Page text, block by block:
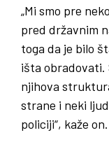
„Mi smo pre
pred državnim
toga da je bilo
išta obradovati.
njihova
strane i neki
policiji“, kaže on.